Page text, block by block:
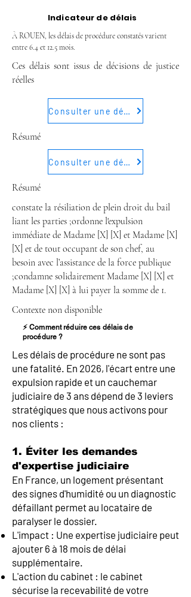
Indicateur de délais
À ROUEN, les délais de procédure constatés varient
entre 6.4 et 12.5 mois.
Ces délais sont issus de décisions de justice
réelles
Consulter une décision
Résumé
Consulter une décision
Résumé
constate la résiliation de plein droit du bail
liant les parties ;ordonne l'expulsion
immédiate de Madame [X] [X] et Madame [X]
[X] et de tout occupant de son chef, au
besoin avec l’assistance de la force publique
;condamne solidairement Madame [X] [X] et
Madame [X] [X] à lui payer la somme de 1.
Contexte non disponible
⚡ Comment réduire ces délais de
procédure ?
Les délais de procédure ne sont pas
une fatalité. En 2026, l'écart entre une
expulsion rapide et un cauchemar
judiciaire de 3 ans dépend de 3 leviers
stratégiques que nous activons pour
nos clients :
1. Éviter les demandes
d'expertise judiciaire
En France, un logement présentant
des signes d'humidité ou un diagnostic
défaillant permet au locataire de
paralyser le dossier.
L'impact : Une expertise judiciaire peut
ajouter 6 à 18 mois de délai
supplémentaire.
L'action du cabinet : le cabinet
sécurise la recevabilité de votre